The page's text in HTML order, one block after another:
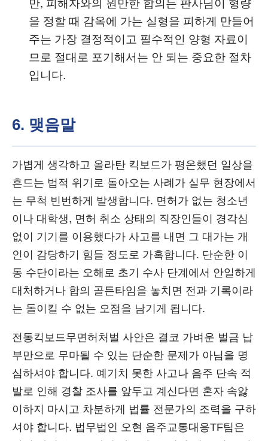
만, 피해자와의 원만한 합의는 판사님이 형량
을 정할 때 감옥에 가는 실형을 피하게 만들어
주는 가장 결정적이고 필수적인 양형 자료이
므로 절대로 포기해서는 안 되는 중요한 절차
입니다.
6. 맺음말
가볍게 생각하고 올라탄 킥보드가 평온했던 일상을
흔드는 법적 위기로 돌아오는 사례가 실무 현장에서
는 무척 빈번하게 발생합니다. 면허가 없는 청소년
이나 대학생, 면허 취소 상태의 직장인들이 경각심
없이 기기를 이용했다가 사고를 내면 그 대가는 개
인이 감당하기 힘들 정도로 가혹합니다. 단순한 이
동 수단이라는 오해로 초기 수사 단계에서 안일하게
대처하거나 합의 골든타임을 놓치면 전과 기록이라
는 돌이킬 수 없는 오점을 남기게 됩니다.
전동킥보드무면허처벌 사안은 결코 가벼운 벌금 납
부만으로 무마될 수 있는 단순한 문제가 아님을 명
심하셔야 합니다. 예기치 못한 사고나 음주 단속 적
발로 인해 경찰 조사를 앞두고 계신다면 혼자 속앓
이하지 마시고 차분하게 법률 전문가의 조력을 구하
셔야 합니다. 법무법인 오현 음주교통대응TF팀은